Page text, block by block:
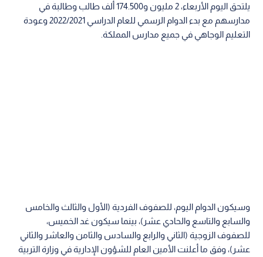
يلتحق اليوم الأربعاء، 2 مليون و174.500 ألف طالب وطالبة في
مدارسهم مع بدء الدوام الرسمي للعام الدراسي 2022/2021 وعودة
التعليم الوجاهي في جميع مدارس المملكة.
وسيكون الدوام اليوم، للصفوف الفردية (الأول والثالث والخامس
والسابع والتاسع والحادي عشر)، بينما سيكون غد الخميس،
للصفوف الزوجية (الثاني والرابع والسادس والثامن والعاشر والثاني
عشر)، وفق ما أعلنت الأمين العام للشؤون الإدارية في وزارة التربية